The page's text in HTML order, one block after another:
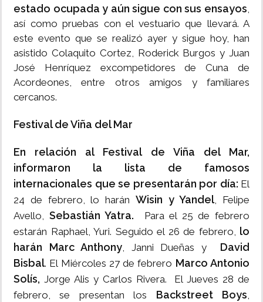
estado ocupada y aún sigue con sus ensayos,
así como pruebas con el vestuario que llevará. A
este evento que se realizó ayer y sigue hoy, han
asistido Colaquito Cortez, Roderick Burgos y Juan
José Henríquez excompetidores de Cuna de
Acordeones, entre otros amigos y familiares
cercanos.
Festival de Viña del Mar
En relación al Festival de Viña del Mar,
informaron la lista de famosos
internacionales que se presentarán por día: El
24 de febrero, lo harán Wisin y Yandel, Felipe
Avello, Sebastián Yatra. Para el 25 de febrero
estarán Raphael, Yuri. Seguido el 26 de febrero, lo
harán Marc Anthony, Janni Dueñas y David
Bisbal. El Miércoles 27 de febrero Marco Antonio
Solís, Jorge Alis y Carlos Rivera. El Jueves 28 de
febrero, se presentan los Backstreet Boys,